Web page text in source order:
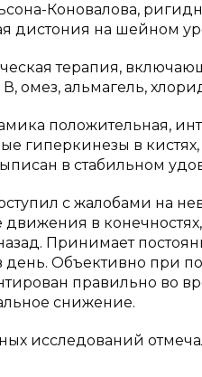
Коновалова,
дистония на шейном
терапия,
омез, альмагель,
положительная,
гиперкинезы в
в стабильном
с жалобами на
движения в
Принимает
день. Объективно при
правильно во
снижение.
исследований